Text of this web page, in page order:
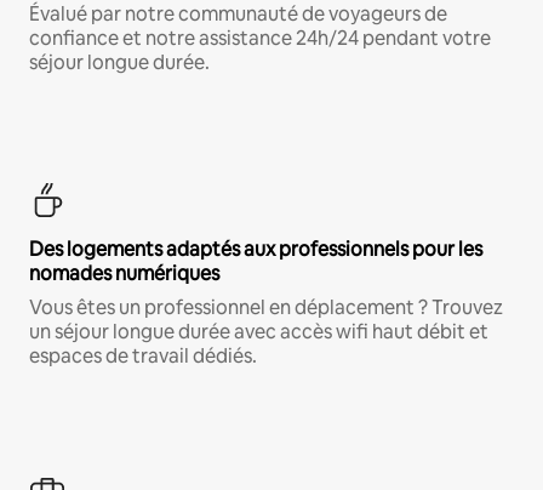
Évalué par notre communauté de voyageurs de
confiance et notre assistance 24h/24 pendant votre
séjour longue durée.
Des logements adaptés aux professionnels pour les
nomades numériques
Vous êtes un professionnel en déplacement ? Trouvez
un séjour longue durée avec accès wifi haut débit et
espaces de travail dédiés.